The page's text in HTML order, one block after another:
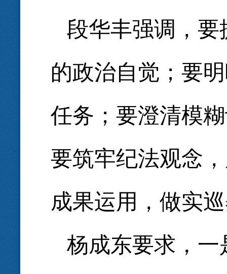
段华丰强调，
的政治自觉；要
任务；要澄清模
要筑牢纪法观念
成果运用，做实
杨成东要求，